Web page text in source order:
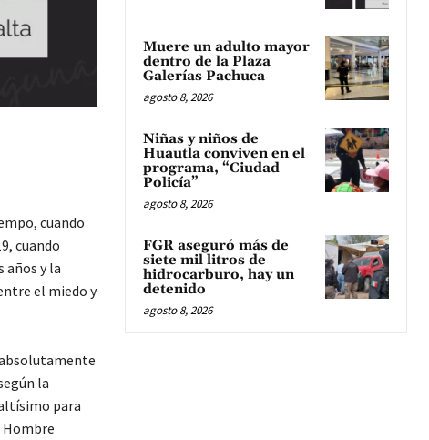
cuando
cuando
años y la
el miedo y
la
para
Muere un adulto mayor
dentro de la Plaza
Galerías Pachuca
agosto 8, 2026
Niñas y niños de
Huautla conviven en el
programa, “Ciudad
Policía”
agosto 8, 2026
FGR aseguró más de
siete mil litros de
hidrocarburo, hay un
detenido
agosto 8, 2026